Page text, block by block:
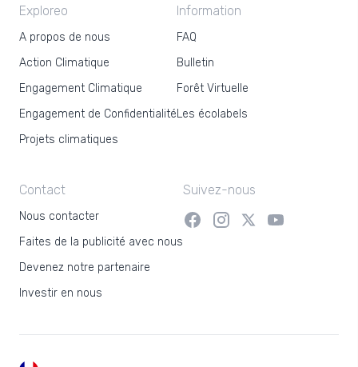
Exploreo
A propos de nous
Action Climatique
Engagement Climatique
Engagement de Confidentialité
Projets climatiques
Information
FAQ
Bulletin
Forêt Virtuelle
Les écolabels
Contact
Nous contacter
Faites de la publicité avec nous
Devenez notre partenaire
Investir en nous
Suivez-nous